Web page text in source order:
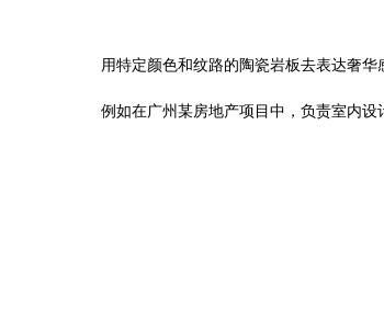
用特定颜色和纹路的陶瓷岩板去表达奢
例如在广州某房地产项目中，负责室内设